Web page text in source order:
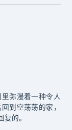
弥漫着一种令人
到空荡荡的家，
的。